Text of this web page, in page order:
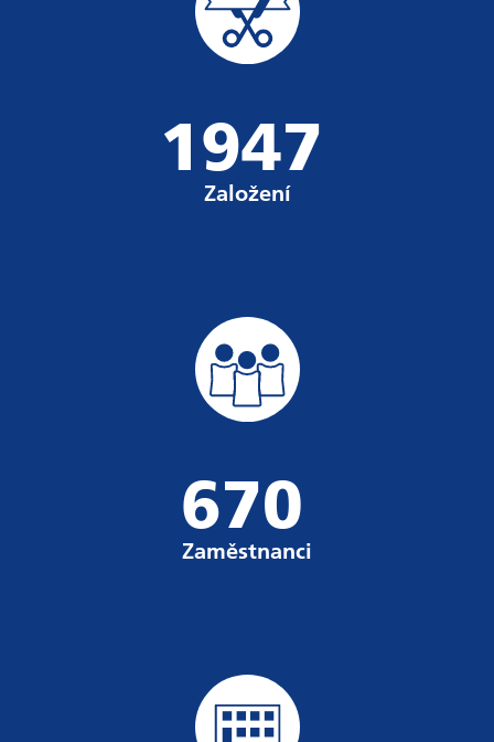
1947
Založení
670
Zaměstnanci